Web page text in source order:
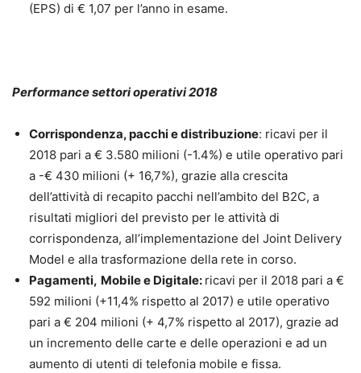
(EPS) di € 1,07 per l’anno in esame.
Performance settori operativi 2018
Corrispondenza, pacchi e distribuzione: ricavi per il
2018 pari a € 3.580 milioni (-1.4%) e utile operativo pari
a -€ 430 milioni (+ 16,7%), grazie alla crescita
dell’attività di recapito pacchi nell’ambito del B2C, a
risultati migliori del previsto per le attività di
corrispondenza, all’implementazione del Joint Delivery
Model e alla trasformazione della rete in corso.
Pagamenti, Mobile e Digitale: ricavi per il 2018 pari a €
592 milioni (+11,4% rispetto al 2017) e utile operativo
pari a € 204 milioni (+ 4,7% rispetto al 2017), grazie ad
un incremento delle carte e delle operazioni e ad un
aumento di utenti di telefonia mobile e fissa.